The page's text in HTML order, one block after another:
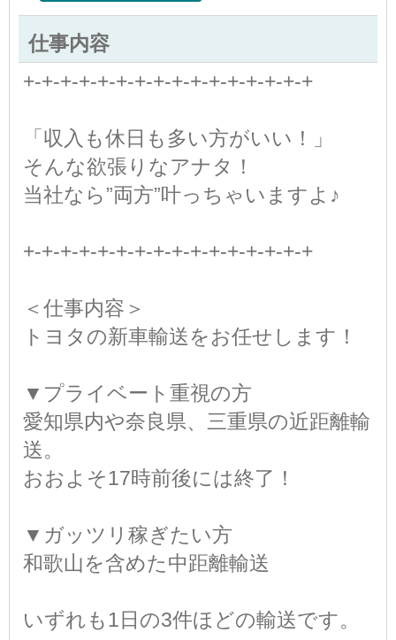
仕事内容
+-+-+-+-+-+-+-+-+-+-+-+-+-+-+-+
「収入も休日も多い方がいい！」
そんな欲張りなアナタ！
当社なら”両方”叶っちゃいますよ♪
+-+-+-+-+-+-+-+-+-+-+-+-+-+-+-+
＜仕事内容＞
トヨタの新車輸送をお任せします！
▼プライベート重視の方
愛知県内や奈良県、三重県の近距離輸
送。
おおよそ17時前後には終了！
▼ガッツリ稼ぎたい方
和歌山を含めた中距離輸送
いずれも1日の3件ほどの輸送です。